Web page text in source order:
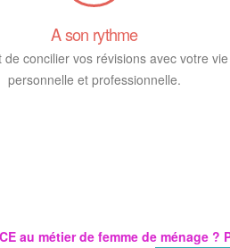
A son rythme
de concilier vos révisions avec votre vie
personnelle et professionnelle.
au métier de femme de ménage ?